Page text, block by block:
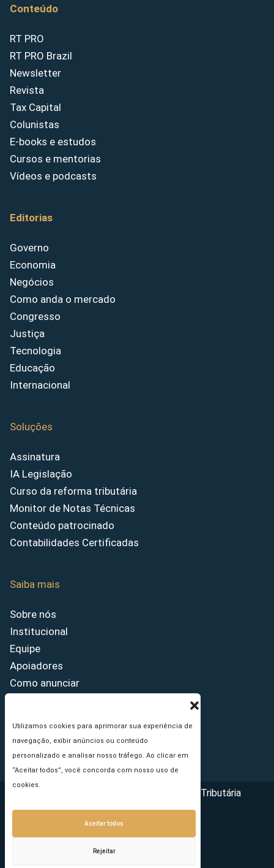
Utilizamos cookies para aprimorar sua experiência de
navegação, exibir anúncios ou conteúdo
personalizado e analisar nosso tráfego. Ao clicar em
“Aceitar todos”, você concorda com nosso uso de
cookies.
Aceitar todos
Rejeitar
Conteúdo
RT PRO
RT PRO Brazil
Newsletter
Revista
Tax Capital
Colunistas
E-books e estudos
Cursos e mentorias
Vídeos e podcasts
Editorias
Governo
Economia
Negócios
Como anda o mercado
Congresso
Justiça
Tecnologia
Educação
Internacional
Soluções
Assinatura
IA Legislação
Curso da reforma tributária
Monitor de Notas Técnicas
Conteúdo patrocinado
Contabilidades Certificadas
Saiba mais
Sobre nós
Institucional
Equipe
Apoiadores
Como anunciar
Princípios Editoriais
Copyright © 2026 - Portal da Reforma Tributária